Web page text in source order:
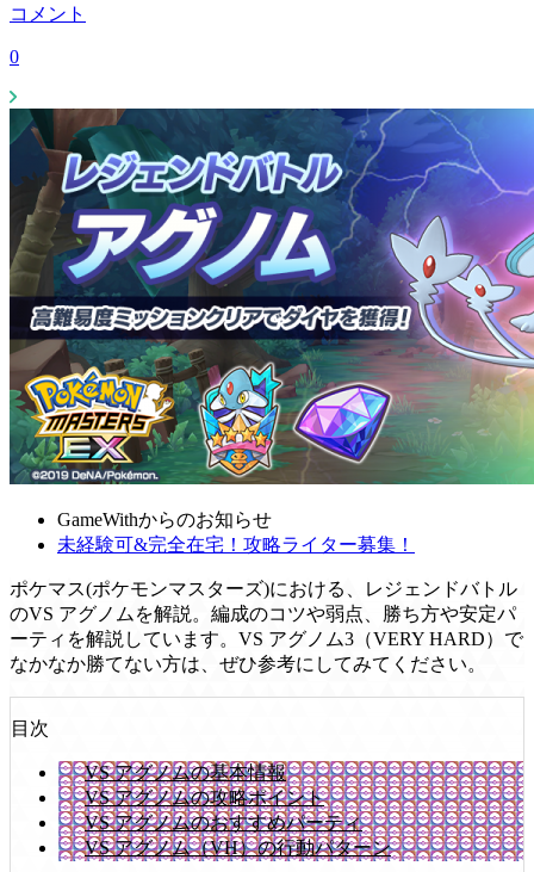
コメント
0
GameWithからのお知らせ
未経験可&完全在宅！攻略ライター募集！
ポケマス(ポケモンマスターズ)における、レジェンドバトル
のVS アグノムを解説。編成のコツや弱点、勝ち方や安定パ
ーティを解説しています。VS アグノム3（VERY HARD）で
なかなか勝てない方は、ぜひ参考にしてみてください。
目次
VS アグノムの基本情報
VS アグノムの攻略ポイント
VS アグノムのおすすめパーティ
VS アグノム（VH）の行動パターン